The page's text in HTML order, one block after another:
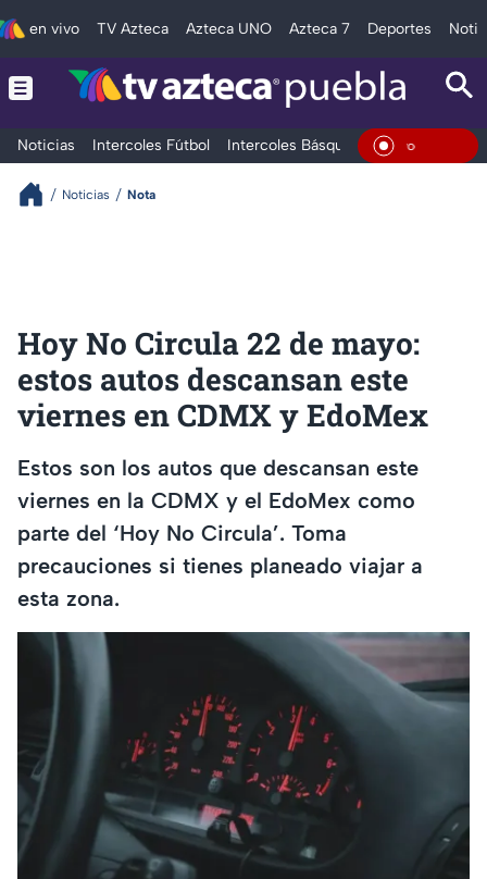
en vivo TV Azteca Azteca UNO Azteca 7 Deportes
Noticias Intercoles Fútbol Intercoles Básquetbol DeportesEn Vivo
Noticias Nota
Hoy No Circula 22 de mayo:
estos autos descansan este
viernes en CDMX y EdoMex
Estos son los autos que descansan este
viernes en la CDMX y el EdoMex como
parte del ‘Hoy No Circula’. Toma
precauciones si tienes planeado viajar a
esta zona.